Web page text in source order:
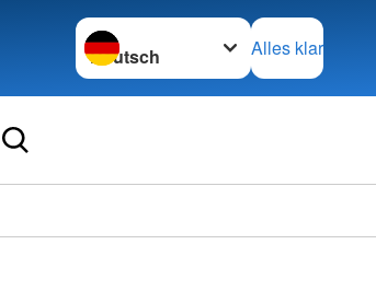
Sprache wechseln zu
Alles klar